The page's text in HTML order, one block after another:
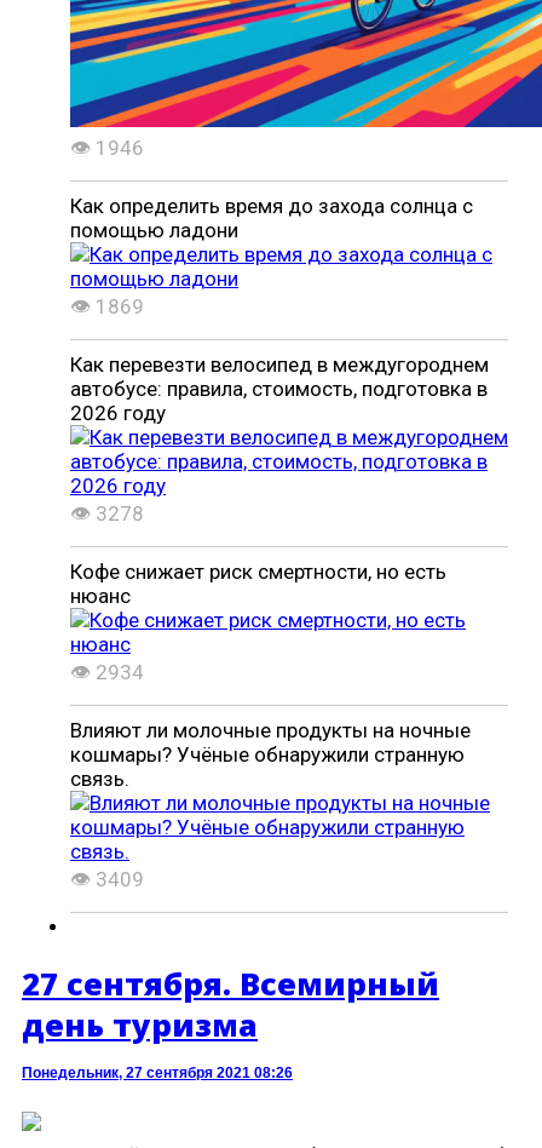
👁 1946
Как определить время до захода солнца с
помощью ладони
👁 1869
Как перевезти велосипед в междугороднем
автобусе: правила, стоимость, подготовка в
2026 году
👁 3278
Кофе снижает риск смертности, но есть
нюанс
👁 2934
Влияют ли молочные продукты на ночные
кошмары? Учёные обнаружили странную
связь.
👁 3409
27 сентября. Всемирный
день туризма
Понедельник, 27 сентября 2021 08:26